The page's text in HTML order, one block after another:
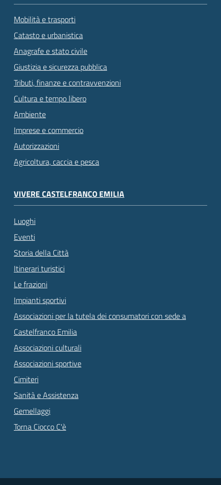
Mobilità e trasporti
Catasto e urbanistica
Anagrafe e stato civile
Giustizia e sicurezza pubblica
Tributi, finanze e contravvenzioni
Cultura e tempo libero
Ambiente
Imprese e commercio
Autorizzazioni
Agricoltura, caccia e pesca
VIVERE CASTELFRANCO EMILIA
Luoghi
Eventi
Storia della Città
Itinerari turistici
Le frazioni
Impianti sportivi
Associazioni per la tutela dei consumatori con sede a
Castelfranco Emilia
Associazioni culturali
Associazioni sportive
Cimiteri
Sanità e Assistenza
Gemellaggi
Torna Ciocco C'è